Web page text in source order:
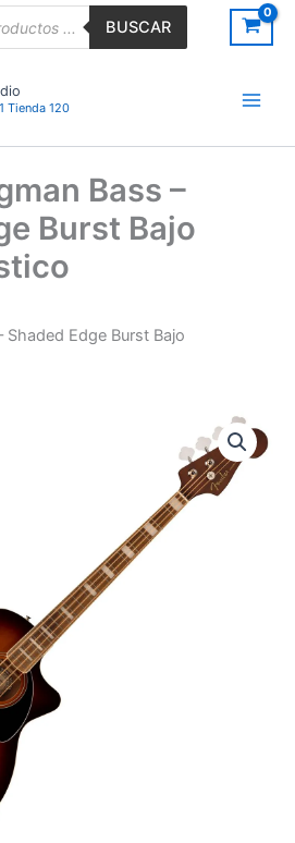
BUSCAR
Tienda 120
Bass –
Burst Bajo
Shaded Edge Burst Bajo